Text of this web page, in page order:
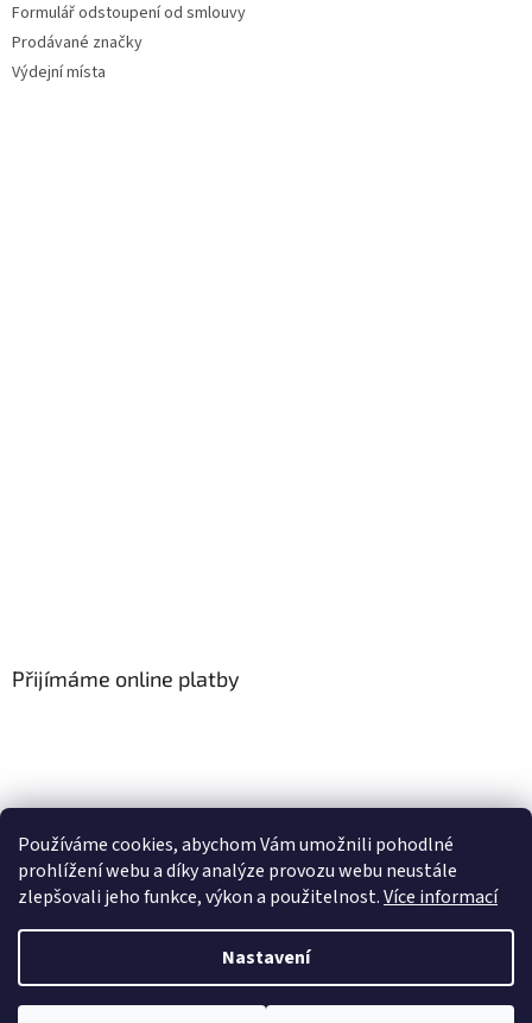
Používáme cookies, abychom Vám umožnili pohodlné
prohlížení webu a díky analýze provozu webu neustále
zlepšovali jeho funkce, výkon a použitelnost.Více informací
Nastavení
Formulář odstoupení od smlouvy
Prodávané značky
Výdejní místa
Přijímáme online platby
Vytvořil Shoptet